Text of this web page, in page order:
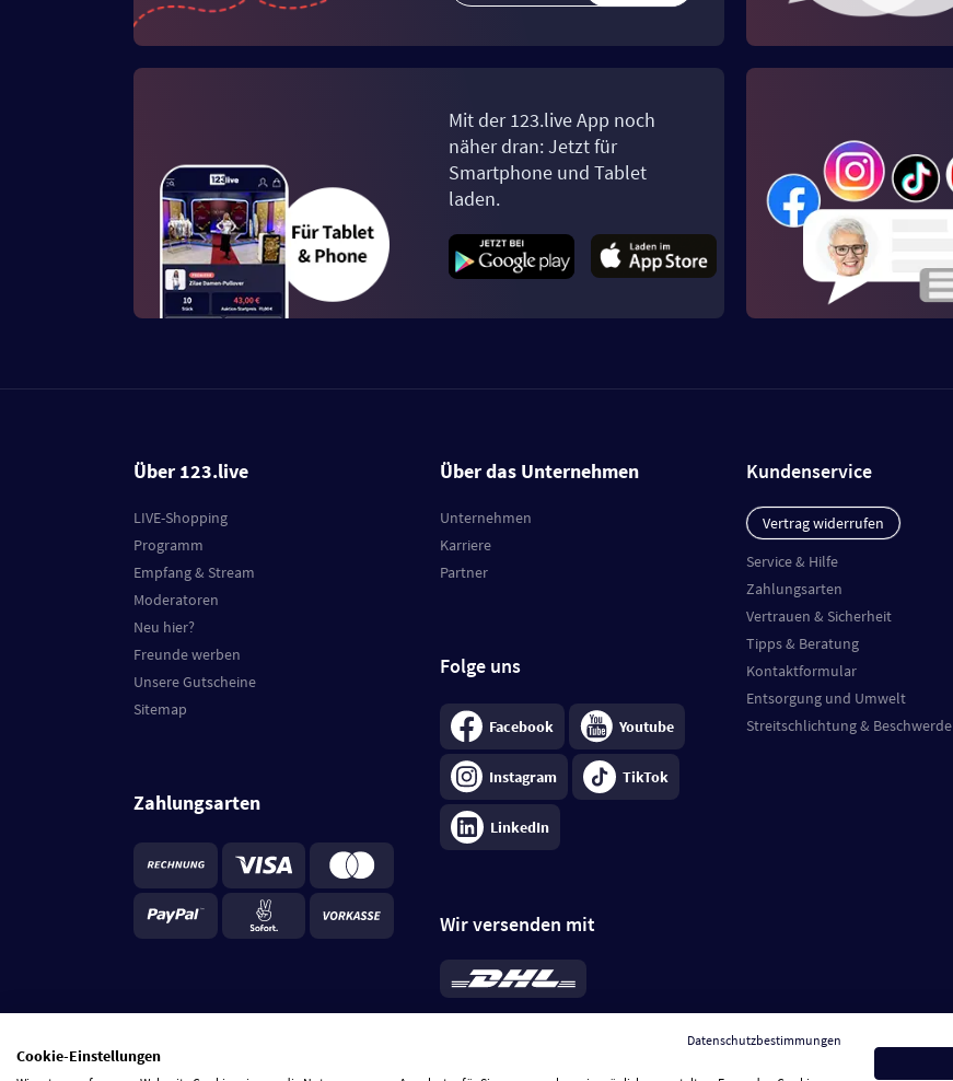
Mit der 123.live App noch
näher dran: Jetzt für
Smartphone und Tablet
laden.
Über 123.live
LIVE-Shopping
Programm
Empfang & Stream
Moderatoren
Neu hier?
Freunde werben
Unsere Gutscheine
Sitemap
Zahlungsarten
Über das Unternehmen
Unternehmen
Karriere
Partner
Folge uns
Facebook Youtube
Instagram TikTok
LinkedIn
Wir versenden mit
*Standard 6,95 €; bei Kühlware zzgl. 0,99 €
je Bestellung, insgesamt 7,94 €. Lieferzeit3-
Kundenservice
Vertrag widerrufen
Service & Hilfe
Zahlungsarten
Vertrauen & Sicherheit
Tipps & Beratung
Kontaktformular
Entsorgung und Umwelt
Streitschlichtung & Beschwerde
Datenschutzbestimmungen
Cookie-Einstellungen